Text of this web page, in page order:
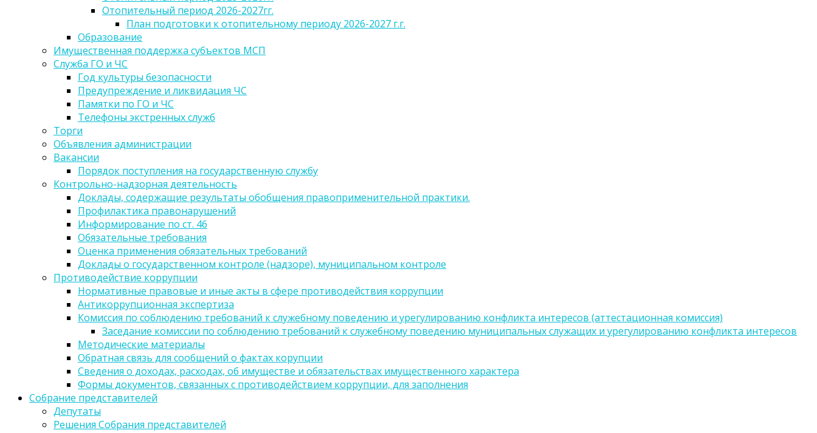
Отопительный период 2026-2027гг.
План подготовки к отопительному периоду 2026-2027 г.г.
Образование
Имущественная поддержка субъектов МСП
Служба ГО и ЧС
Год культуры безопасности
Предупреждение и ликвидация ЧС
Памятки по ГО и ЧС
Телефоны экстренных служб
Торги
Объявления администрации
Вакансии
Порядок поступления на государственную службу
Контрольно-надзорная деятельность
Доклады, содержащие результаты обобщения правоприменительной практики.
Профилактика правонарушений
Информирование по ст. 46
Обязательные требования
Оценка применения обязательных требований
Доклады о государственном контроле (надзоре), муниципальном контроле
Противодействие коррупции
Нормативные правовые и иные акты в сфере противодействия коррупции
Антикоррупционная экспертиза
Комиссия по соблюдению требований к служебному поведению и урегулированию конфликта интересов (аттестационная комиссия)
Заседание комиссии по соблюдению требований к служебному поведению муниципальных служащих и урегулированию конфликта интересов
Методические материалы
Обратная связь для сообщений о фактах корупции
Сведения о доходах, расходах, об имуществе и обязательствах имущественного характера
Формы документов, связанных с противодействием коррупции, для заполнения
Собрание представителей
Депутаты
Решения Собрания представителей